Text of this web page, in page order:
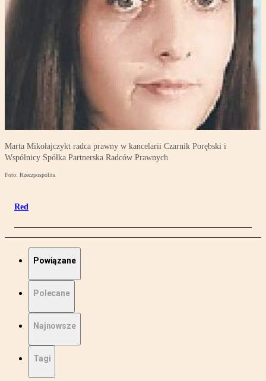
Marta Mikołajczykt radca prawny w kancelarii Czarnik Porębski i
Wspólnicy Spółka Partnerska Radców Prawnych
Foto: Rzeczpospolita
Red
Powiązane
Polecane
Najnowsze
Tagi